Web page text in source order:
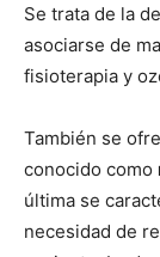
Se trata de la de
asociarse de
fisioterapia y
También se
conocido como
última se
necesidad de